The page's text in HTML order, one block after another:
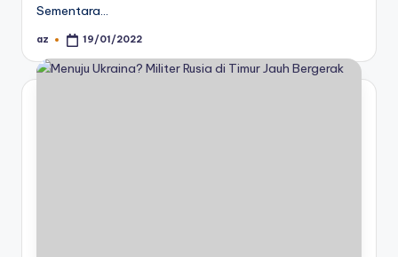
Sementara…
Posted
az 19/01/2022